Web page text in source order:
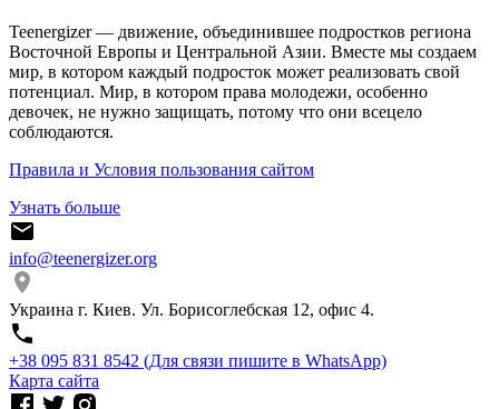
Teenergizer — движение, объединившее подростков региона
Восточной Европы и Центральной Азии. Вместе мы создаем
мир, в котором каждый подросток может реализовать свой
потенциал. Мир, в котором права молодежи, особенно
девочек, не нужно защищать, потому что они всецело
соблюдаются.
Правила и Условия пользования сайтом
Узнать больше
info@teenergizer.org
Украина г. Киев. Ул. Борисоглебская 12, офис 4.
⁨+38 095 831 8542⁩ (Для связи пишите в WhatsApp)
Карта сайта